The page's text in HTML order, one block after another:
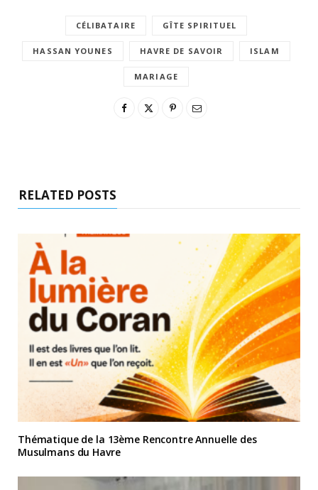
CÉLIBATAIRE GÎTE SPIRITUEL
HASSAN YOUNES HAVRE DE SAVOIR ISLAM
MARIAGE
RELATED POSTS
Thématique de la 13ème Rencontre Annuelle des
Musulmans du Havre